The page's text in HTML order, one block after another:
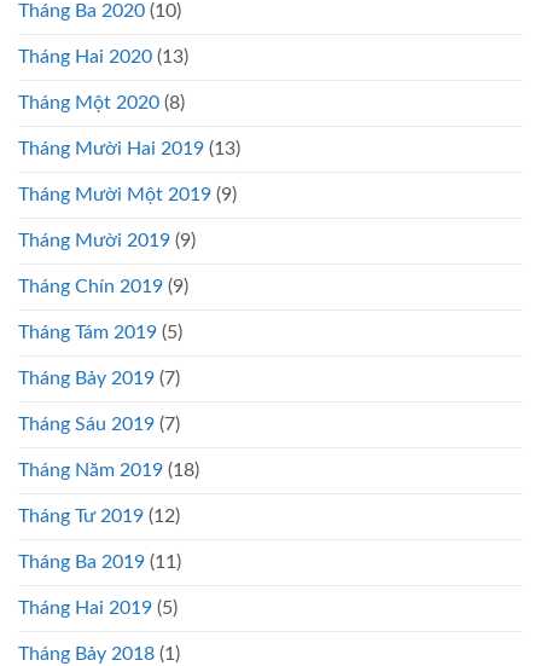
Tháng Ba 2020 (10)
Tháng Hai 2020 (13)
Tháng Một 2020 (8)
Tháng Mười Hai 2019 (13)
Tháng Mười Một 2019 (9)
Tháng Mười 2019 (9)
Tháng Chín 2019 (9)
Tháng Tám 2019 (5)
Tháng Bảy 2019 (7)
Tháng Sáu 2019 (7)
Tháng Năm 2019 (18)
Tháng Tư 2019 (12)
Tháng Ba 2019 (11)
Tháng Hai 2019 (5)
Tháng Bảy 2018 (1)